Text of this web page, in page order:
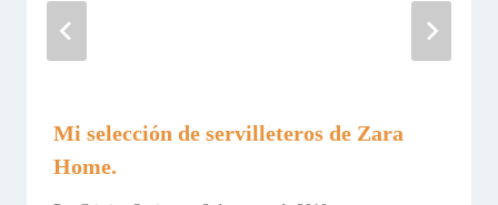
Mi selección de servilleteros de Zara
Home.